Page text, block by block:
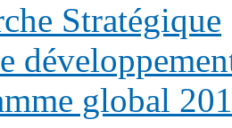
Stratégique
global